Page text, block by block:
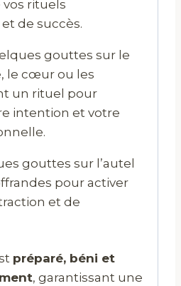
rituels
de succès.
gouttes sur le
le cœur ou les
un rituel pour
intention et votre
gouttes sur l’autel
pour activer
et de
préparé, béni et
, garantissant une